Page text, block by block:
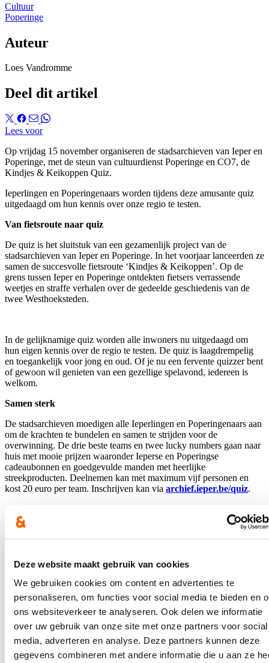
Deze website maakt gebruik van cookies
We gebruiken cookies om content en advertenties te
personaliseren, om functies voor social media te bieden en
ons websiteverkeer te analyseren. Ook delen we informatie
over uw gebruik van onze site met onze partners voor social
media, adverteren en analyse. Deze partners kunnen deze
gegevens combineren met andere informatie die u aan ze
Cultuur
Poperinge
Auteur
Loes Vandromme
Deel dit artikel
Lees voor
Op vrijdag 15 november organiseren de stadsarchieven van Ieper en
Poperinge, met de steun van cultuurdienst Poperinge en CO7, de
Kindjes & Keikoppen Quiz.
Ieperlingen en Poperingenaars worden tijdens deze amusante quiz
uitgedaagd om hun kennis over onze regio te testen.
Van fietsroute naar quiz
De quiz is het sluitstuk van een gezamenlijk project van de
stadsarchieven van Ieper en Poperinge. In het voorjaar lanceerden ze
samen de succesvolle fietsroute ‘Kindjes & Keikoppen’. Op de
grens tussen Ieper en Poperinge ontdekten fietsers verrassende
weetjes en straffe verhalen over de gedeelde geschiedenis van de
twee Westhoeksteden.
In de gelijknamige quiz worden alle inwoners nu uitgedaagd om
hun eigen kennis over de regio te testen. De quiz is laagdrempelig
en toegankelijk voor jong en oud. Of je nu een fervente quizzer bent
of gewoon wil genieten van een gezellige spelavond, iedereen is
welkom.
Samen sterk
De stadsarchieven moedigen alle Ieperlingen en Poperingenaars aan
om de krachten te bundelen en samen te strijden voor de
overwinning. De drie beste teams en twee lucky numbers gaan naar
huis met mooie prijzen waaronder Ieperse en Poperingse
cadeaubonnen en goedgevulde manden met heerlijke
streekproducten. Deelnemen kan met maximum vijf personen en
kost 20 euro per team. Inschrijven kan via archief.ieper.be/quiz.
Praktisch
2024 in O.C. Vlamertinge, Poperingseweg 483 in Vlamertinge. De
deuren openen vanaf 19 uur en de quiz start stipt om 19.30 uur.
Blijf je graag op de hoogte?
Ontvang mijn nieuwsbrief.
E-mailadres
Postcode